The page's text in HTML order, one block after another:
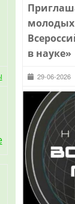
молодых
в науке»
29-06-2026